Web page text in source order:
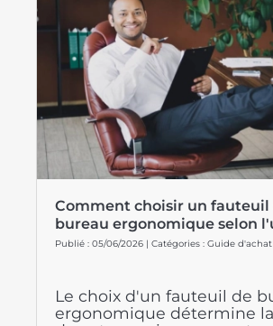
Comment choisir un fauteuil
bureau ergonomique selon
Publié : 05/06/2026 | Catégories : Guide d'achat
Le choix d'un fauteuil de
ergonomique détermine